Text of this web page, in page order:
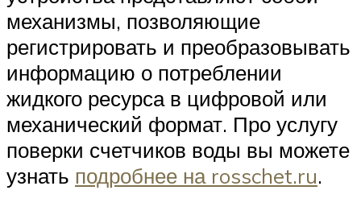
механизмы, позволяющие
регистрировать и преобразовывать
информацию о потреблении
жидкого ресурса в цифровой или
механический формат. Про услугу
поверки счетчиков воды вы можете
узнать подробнее на rosschet.ru.